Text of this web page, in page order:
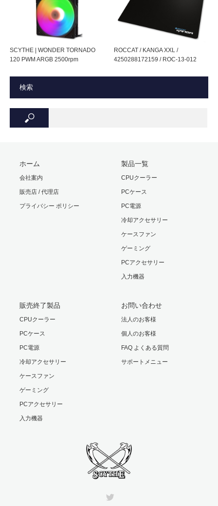
M.A.P.S（Multiple Airflow Pass-through Structure）多
重エアフロー透過構造採用
虎徹クーラーで培ったハイエアフローなフィン設計を継承
することにより、ファンの風量を最も効率良く吸い込むエ
高精度ベース構造
厚みのある銅製受熱ベースプレートと、各ヒートパイプの
形状に合わせて掘り込んだ『高精度ベース構造』により、
ヒートパイプには酸化を防止する高級感溢れる『ニッケル
メッキ処理』を採用
KAZE FLEX 92mm PWMモデルを採用
密閉型FDBを採用した新設計長寿命PWMファン『KAZE
ファンのフレーム四隅に、防振パッドを貼付することによ
り振動吸収性やファンの安定性が向上！
最大回転数を2300rpmに静音化することにより、性能と静
ワイドレンジRPM設計
低回転～高回転までどの回転数にも最適な冷却性能を発揮
するヒートシンク設計を採用
取っ手付き新型ワイヤークリップ
92mmファンの換装が簡単な『取っ手付き新型ワイヤーク
グリス・図解入りマニュアル(日本語あり)
ヒートパイプ
付属品 グリス・図解入りマニュアル
パッケージサイ
ズ・重量
148(W) × 140(H) × 123(D) mm ・ 550 g
保証
SCYTHE | WONDER TORNADO
120 PWM ARGB 2500rpm
ROCCAT / KANGA XXL /
4250288172159 / ROC-13-012
検索
ホーム
会社案内
販売店 / 代理店
プライバシー ポリシー
製品一覧
CPUクーラー
PCケース
PC電源
冷却アクセサリー
ケースファン
ゲーミング
PCアクセサリー
入力機器
販売終了製品
CPUクーラー
PCケース
PC電源
冷却アクセサリー
ケースファン
ゲーミング
PCアクセサリー
入力機器
お問い合わせ
法人のお客様
個人のお客様
FAQ よくある質問
サポートメニュー